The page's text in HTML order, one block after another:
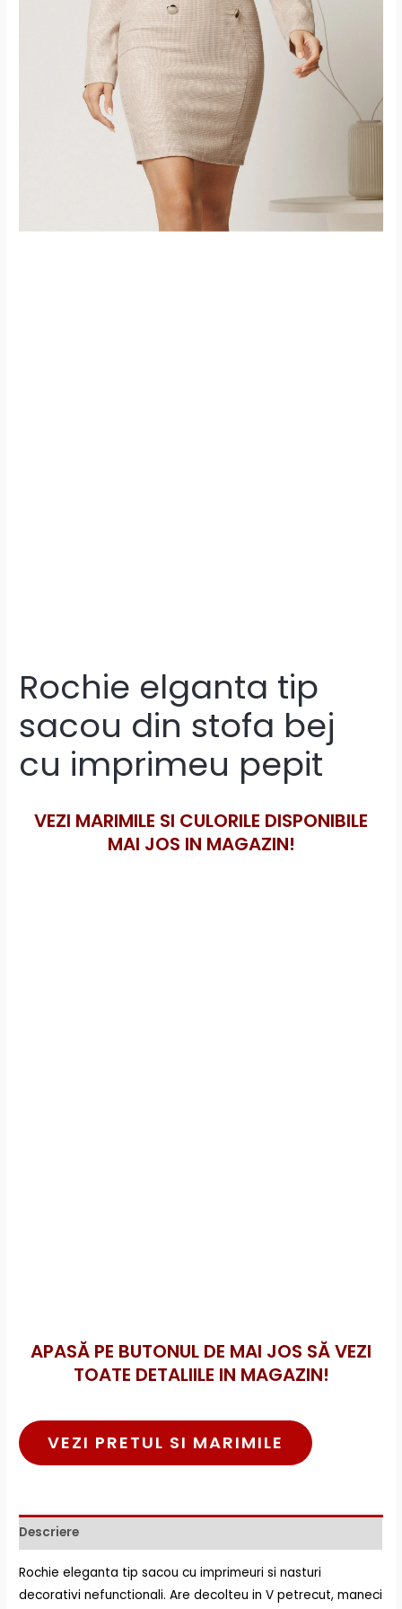
Rochie elganta tip
sacou din stofa bej
cu imprimeu pepit
VEZI MARIMILE SI CULORILE DISPONIBILE
MAI JOS IN MAGAZIN!
APASĂ PE BUTONUL DE MAI JOS SĂ VEZI
TOATE DETALIILE IN MAGAZIN!
VEZI PRETUL SI MARIMILE
Descriere
Rochie eleganta tip sacou cu imprimeuri si nasturi
decorativi nefunctionali. Are decolteu in V petrecut, maneci